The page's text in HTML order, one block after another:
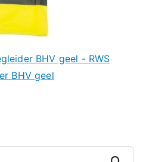
BHV geel - RWS
BHV geel